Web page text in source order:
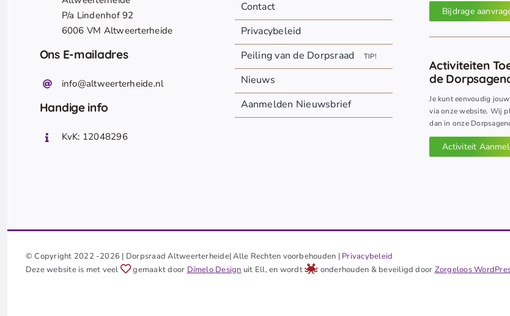
P/a Lindenhof 92
6006 VM Altweerterheide
Ons E-mailadres
info@altweerterheide.nl
Handige info
KvK: 12048296
Contact
Privacybeleid
Peiling van de Dorpsraad
TIP!
Nieuws
Aanmelden Nieuwsbrief
Bijdrage
Activiteiten
de
Je kunt eenvoudig
via onze website. Wij
dan in onze
Activiteit
© Copyright 2022 -2026 | Dorpsraad Altweerterheide| Alle Rechten voorbehouden | Privacybeleid
Deze website is met veel
gemaakt door Dímelo Design uit Ell, en wordt onderhouden & beveiligd door Zorgeloos